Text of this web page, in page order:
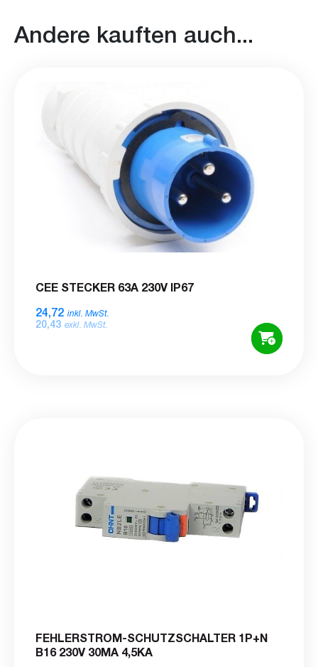
Andere kauften auch...
CEE STECKER 63A 230V IP67
24,72 inkl. MwSt.
20,43 exkl. MwSt.
FEHLERSTROM-SCHUTZSCHALTER 1P+N
B16 230V 30MA 4,5KA